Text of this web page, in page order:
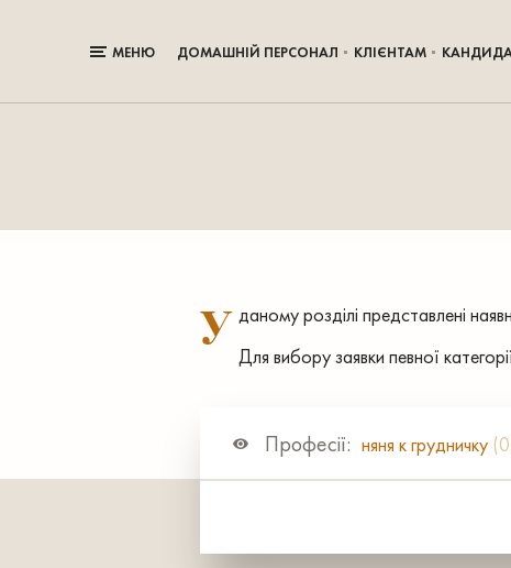
МЕНЮ ДОМАШНІЙ ПЕРСОНАЛ КЛІЄНТАМ
У даному розділі представлені
Для вибору заявки певної
Професії: няня к грудничку